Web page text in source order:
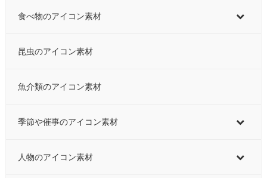
食べ物のアイコン素材
昆虫のアイコン素材
魚介類のアイコン素材
季節や催事のアイコン素材
人物のアイコン素材